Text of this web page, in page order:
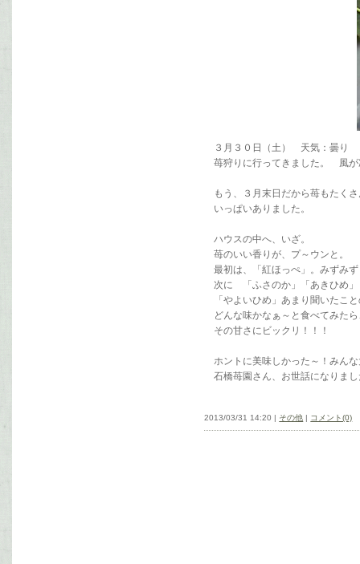
３月３０日（土） 天気：曇り
苺狩りに行ってきました。 風が
もう、３月末日だから苺もたく
いっぱいありました。
ハウスの中へ、いざ。
苺のいい香りが、プ～ウンと。
最初は、「紅ほっぺ」。みずみ
次に 「ふさのか」「あきひめ」
「やよいひめ」あまり聞いたこ
どんな味かなぁ～と食べてみた
その甘さにビックリ！！！
ホントに美味しかった～！みん
石橋苺園さん、お世話になりま
2013/03/31 14:20 | その他 | コメント(0)